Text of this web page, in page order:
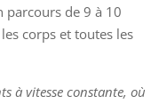
de 9 à 10
corps et toutes les
à vitesse constante, où